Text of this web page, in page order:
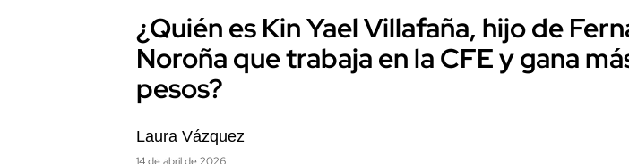
¿Quién es Kin Yael Villafaña, hijo de
Noroña que trabaja en la CFE y gana
pesos?
Laura Vázquez